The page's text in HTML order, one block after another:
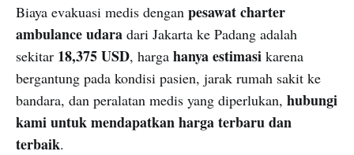
Biaya evakuasi medis dengan pesawat charter
ambulance udara dari Jakarta ke Padang adalah
sekitar 18,375 USD, harga hanya estimasi karena
bergantung pada kondisi pasien, jarak rumah sakit ke
bandara, dan peralatan medis yang diperlukan, hubungi
kami untuk mendapatkan harga terbaru dan
terbaik.